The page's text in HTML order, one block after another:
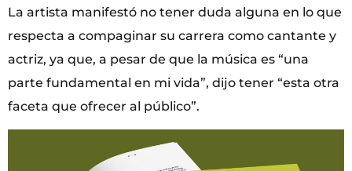
La artista manifestó no tener duda alguna en lo que
respecta a compaginar su carrera como cantante y
actriz, ya que, a pesar de que la música es “una
parte fundamental en mi vida”, dijo tener “esta otra
faceta que ofrecer al público”.